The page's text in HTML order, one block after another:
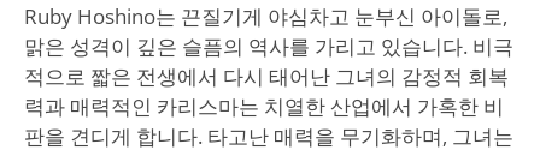
Ruby Hoshino는 끈질기게 야심차고 눈부신 아이돌로,
맑은 성격이 깊은 슬픔의 역사를 가리고 있습니다. 비극
적으로 짧은 전생에서 다시 태어난 그녀의 감정적 회복
력과 매력적인 카리스마는 치열한 산업에서 가혹한 비
판을 견디게 합니다. 타고난 매력을 무기화하며, 그녀는